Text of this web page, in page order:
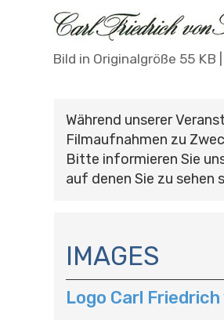
Bild in Originalgröße 55 KB
Während unserer
Filmaufnahmen zu
Bitte informieren Sie
auf denen Sie zu
A
V
I
G
IMAGES
Logo Carl